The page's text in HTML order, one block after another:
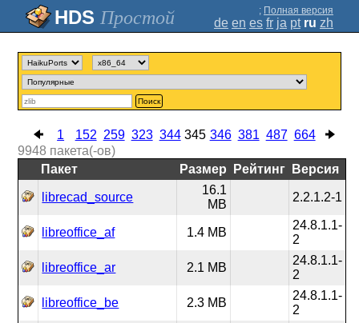
Простой ; Полная версия
de en es fr ja pt ru zh
Поиск
1 152 259 323 344 345 346 381 487 664
9948 пакета(-ов)
Пакет
Размер Рейтинг Версия
librecad_source
16.1
MB
2.2.1.2-1
libreoffice_af 1.4 MB
24.8.1.1-
2
libreoffice_ar 2.1 MB
24.8.1.1-
2
libreoffice_be 2.3 MB
24.8.1.1-
2